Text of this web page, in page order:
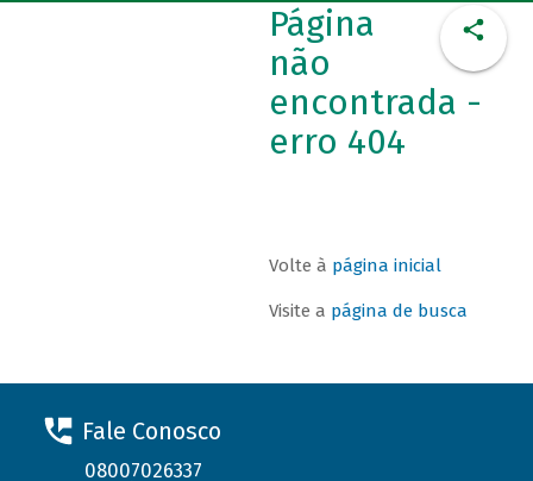
Página
não
encontrada -
erro 404
Volte à página inicial
Visite a página de busca
Fale Conosco
08007026337